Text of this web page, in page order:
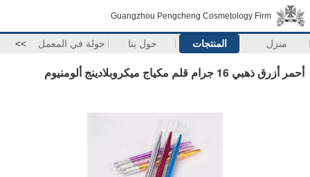
Guangzhou Pengcheng Cosmetology Firm
منزل المنتجات حول بنا جولة في المعمل >>
أحمر أزرق ذهبي 16 جرام قلم مكياج ميكروبلادينج ألومنيوم